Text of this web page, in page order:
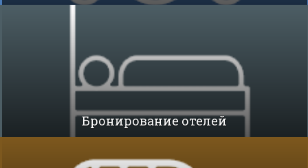
Бронирование отелей